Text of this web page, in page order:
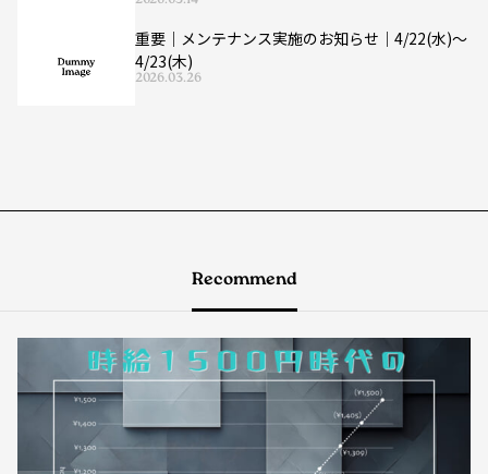
重要｜メンテナンス実施のお知らせ｜4/22(水)〜
4/23(木)
2026.03.26
Recommend